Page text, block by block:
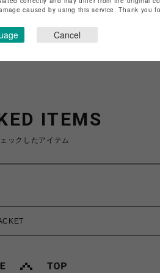
表記はこちら
ITEMS
ックしたアイテム
caused by using this service. Thank you
Cancel